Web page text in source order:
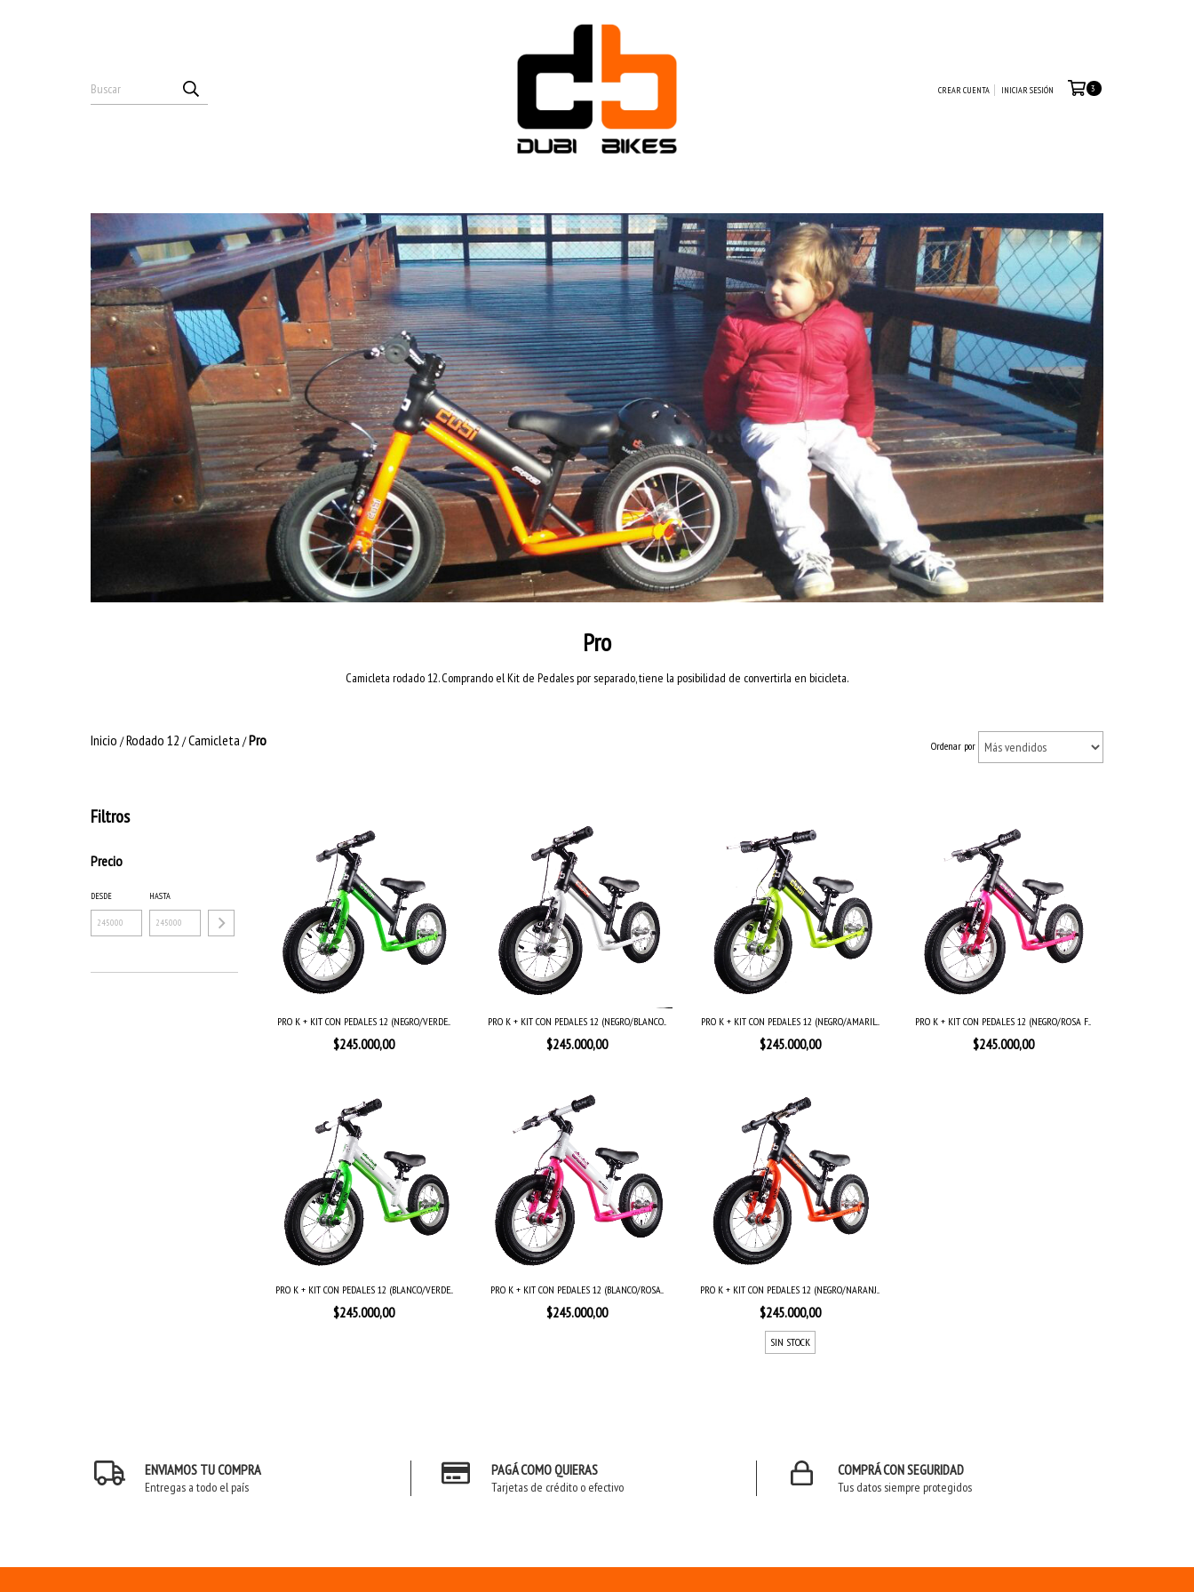
CREAR CUENTA INICIAR SESIÓN 3
Pro
Camicleta rodado 12. Comprando el Kit de Pedales por separado, tiene la posibilidad de convertirla en bicicleta.
Inicio /Rodado 12 /Camicleta /Pro Ordenar por
Filtros
Precio
DESDE HASTA
PRO K + KIT CON PEDALES 12 (NEGRO/VERDE...
$245.000,00
PRO K + KIT CON PEDALES 12 (NEGRO/BLANCO...
$245.000,00
PRO K + KIT CON PEDALES 12 (NEGRO/AMARIL...
$245.000,00
PRO K + KIT CON PEDALES 12 (NEGRO/ROSA F...
$245.000,00
PRO K + KIT CON PEDALES 12 (BLANCO/VERDE...
$245.000,00
PRO K + KIT CON PEDALES 12 (BLANCO/ROSA...
$245.000,00
PRO K + KIT CON PEDALES 12 (NEGRO/NARANJ...
$245.000,00
SIN STOCK
ENVIAMOS TU COMPRA
Entregas a todo el país
PAGÁ COMO QUIERAS
Tarjetas de crédito o efectivo
COMPRÁ CON SEGURIDAD
Tus datos siempre protegidos